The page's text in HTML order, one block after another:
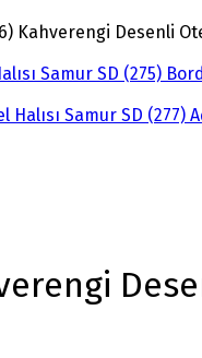
Kahverengi Desenli
Samur SD (275)
Samur SD (277)